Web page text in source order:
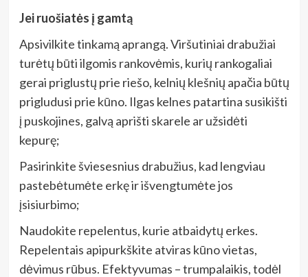
Jei ruošiatės į gamtą
Apsivilkite tinkamą aprangą. Viršutiniai drabužiai
turėtų būti ilgomis rankovėmis, kurių rankogaliai
gerai priglustų prie riešo, kelnių klešnių apačia būtų
prigludusi prie kūno. Ilgas kelnes patartina susikišti
į puskojines, galvą aprišti skarele ar užsidėti
kepurę;
Pasirinkite šviesesnius drabužius, kad lengviau
pastebėtumėte erkę ir išvengtumėte jos
įsisiurbimo;
Naudokite repelentus, kurie atbaidytų erkes.
Repelentais apipurkškite atviras kūno vietas,
dėvimus rūbus. Efektyvumas – trumpalaikis, todėl